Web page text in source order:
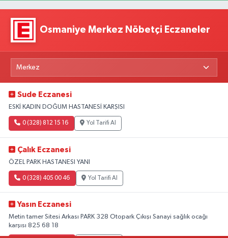
Osmaniye Merkez Nöbetçi Eczaneler
Sude Eczanesi
ESKİ KADIN DOĞUM HASTANESİ KARŞISI
0 (328) 812 15 16 Yol Tarifi Al
Çalık Eczanesi
ÖZEL PARK HASTANESI YANI
0 (328) 405 00 46 Yol Tarifi Al
Yasın Eczanesi
Metin tamer Sitesi Arkası PARK 328 Otopark Çıkışı Sanayi sağlık ocağı
karşısı 825 68 18